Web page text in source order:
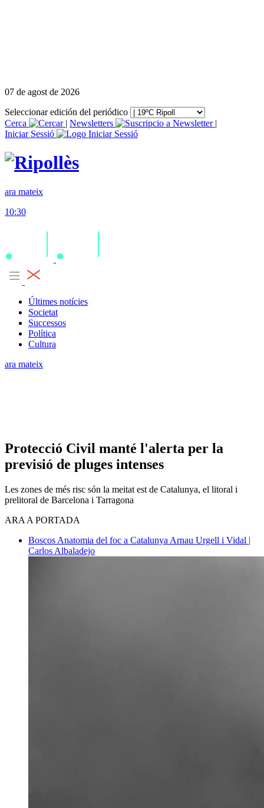
07 de agost de 2026
Seleccionar edición del periódico
Cerca
| Newsletters
|
Iniciar Sessió
ara mateix
10:30
Últimes notícies
Societat
Successos
Política
Cultura
ara mateix
Protecció Civil manté l'alerta per la
previsió de pluges intenses
Les zones de més risc són la meitat est de Catalunya, el litoral i
prelitoral de Barcelona i Tarragona
ARA A PORTADA
Boscos Anatomia del foc a Catalunya Arnau Urgell i Vidal |
Carlos Albaladejo